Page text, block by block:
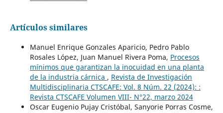
Artículos similares
Manuel Enrique Gonzales Aparicio, Pedro Pablo
Rosales López, Juan Manuel Rivera Poma, Procesos
mínimos que garantizan la inocuidad en una planta
de la industria cárnica , Revista de Investigación
Multidisciplinaria CTSCAFE: Vol. 8 Núm. 22 (2024): :
Revista CTSCAFE Volumen VIII- N°22, marzo 2024
Oscar Eugenio Pujay Cristóbal, Sanyorie Porras Cosme,